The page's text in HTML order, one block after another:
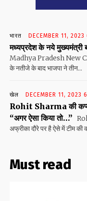
भारत DECEMBER 11, 2023
मध्यप्रदेश के नये मुख्यमंत्री
Madhya Pradesh New CM
के नतीजे के बाद भाजपा ने तीन...
खेल DECEMBER 11, 2023
Rohit Sharma की
“अगर ऐसा किया तो…”
अफ्रीका दौरे पर है ऐसे में टीम
Must read